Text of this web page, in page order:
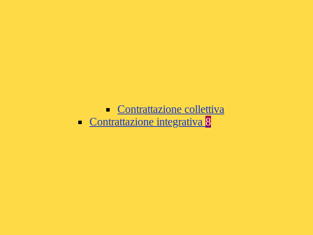
Contrattazione collettiva
Contrattazione integrativa 8